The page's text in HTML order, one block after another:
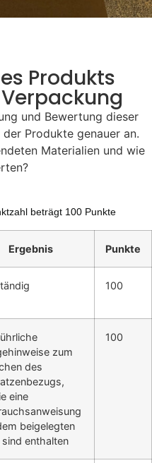
Produkts
und Bewertung dieser
Produkte genauer an.
Materialien und wie
beträgt 100 Punkte
Ergebnis Punkte
100
zum
des
eine
beigelegten
sind enthalten
100